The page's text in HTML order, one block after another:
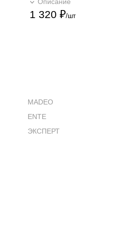
1 320 ₽/шт
MADEO
ENTE
ЭКСПЕРТ